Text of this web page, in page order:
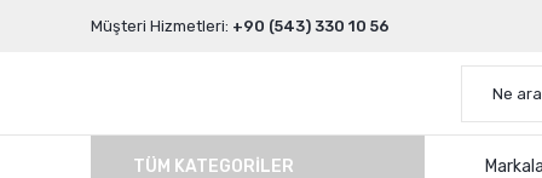
Müşteri Hizmetleri: +90 (543) 330 10 56
TÜM KATEGORILER